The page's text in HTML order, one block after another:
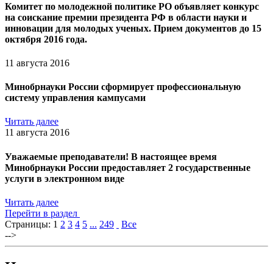
Комитет по молодежной политике РО объявляет конкурс
на соискание премии президента РФ в области науки и
инновации для молодых ученых. Прием документов до 15
октября 2016 года.
11 августа 2016
Минобрнауки России сформирует профессиональную
систему управления кампусами
Читать далее
11 августа 2016
Уважаемые преподаватели! В настоящее время
Минобрнауки России предоставляет 2 государственные
услуги в электронном виде
Читать далее
Перейти в раздел
Страницы: 1 2 3 4 5 ... 249
Все
-->